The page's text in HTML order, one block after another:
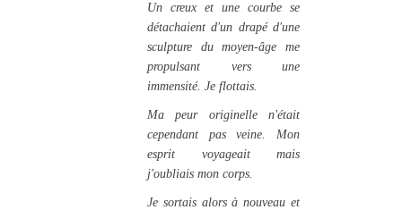
Un creux et une courbe se
détachaient d'un drapé d'une
sculpture du moyen-âge me
propulsant vers une
immensité. Je flottais.
Ma peur originelle n'était
cependant pas veine. Mon
esprit voyageait mais
j'oubliais mon corps.
Je sortais alors à nouveau et